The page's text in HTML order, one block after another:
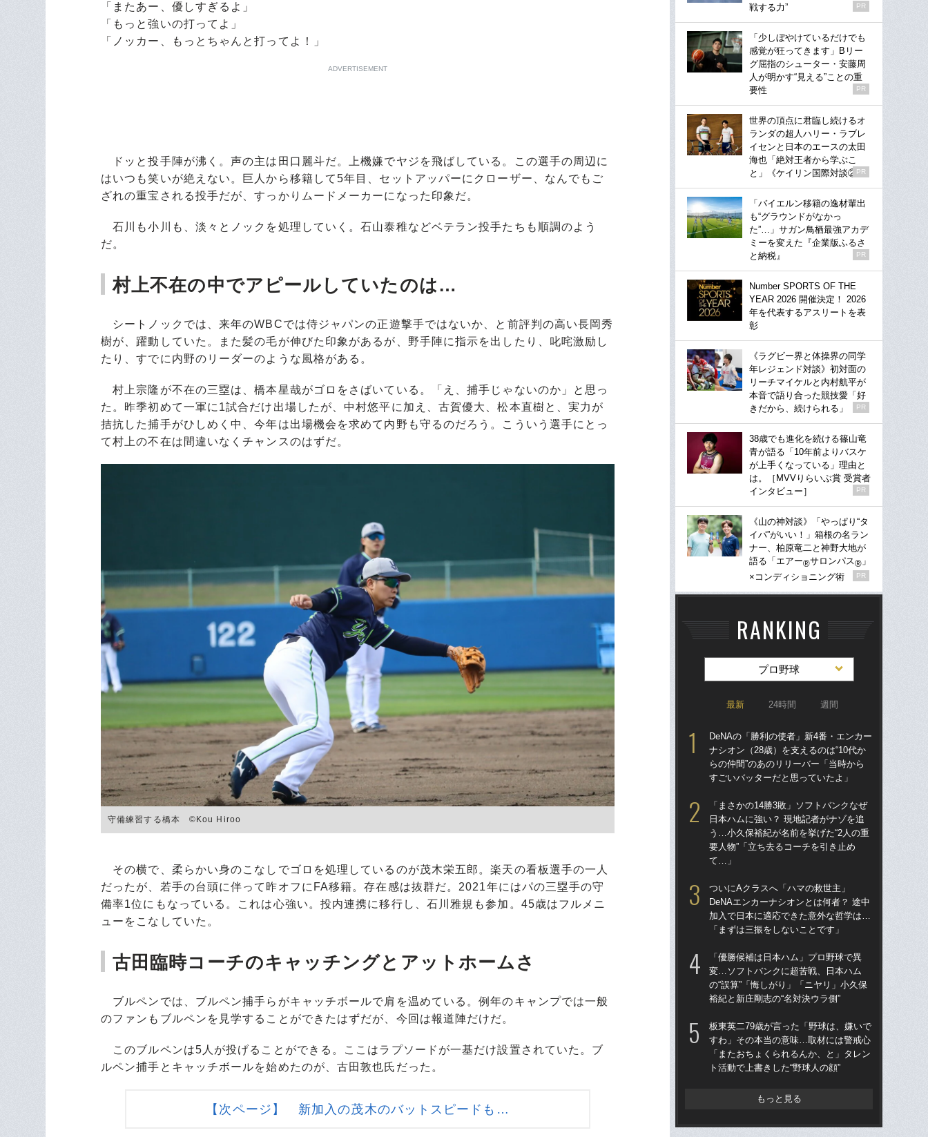
「またあー、優しすぎるよ」
「もっと強いの打ってよ」
「ノッカー、もっとちゃんと打ってよ！」
ADVERTISEMENT
ドッと投手陣が沸く。声の主は田口麗斗だ。上機嫌でヤジを飛ばしている。この選手の周辺に
はいつも笑いが絶えない。巨人から移籍して5年目、セットアッパーにクローザー、なんでもご
ざれの重宝される投手だが、すっかりムードメーカーになった印象だ。
石川も小川も、淡々とノックを処理していく。石山泰稚などベテラン投手たちも順調のよう
だ。
村上不在の中でアピールしていたのは…
シートノックでは、来年のWBCでは侍ジャパンの正遊撃手ではないか、と前評判の高い長岡秀
樹が、躍動していた。また髪の毛が伸びた印象があるが、野手陣に指示を出したり、叱咤激励し
たり、すでに内野のリーダーのような風格がある。
村上宗隆が不在の三塁は、橋本星哉がゴロをさばいている。「え、捕手じゃないのか」と思っ
た。昨季初めて一軍に1試合だけ出場したが、中村悠平に加え、古賀優大、松本直樹と、実力が
拮抗した捕手がひしめく中、今年は出場機会を求めて内野も守るのだろう。こういう選手にとっ
て村上の不在は間違いなくチャンスのはずだ。
守備練習する橋本 ©Kou Hiroo
その横で、柔らかい身のこなしでゴロを処理しているのが茂木栄五郎。楽天の看板選手の一人
だったが、若手の台頭に伴って昨オフにFA移籍。存在感は抜群だ。2021年にはパの三塁手の守
備率1位にもなっている。これは心強い。投内連携に移行し、石川雅規も参加。45歳はフルメニ
ューをこなしていた。
古田臨時コーチのキャッチングとアットホームさ
ブルペンでは、ブルペン捕手らがキャッチボールで肩を温めている。例年のキャンプでは一般
のファンもブルペンを見学することができたはずだが、今回は報道陣だけだ。
このブルペンは5人が投げることができる。ここはラプソードが一基だけ設置されていた。ブ
ルペン捕手とキャッチボールを始めたのが、古田敦也氏だった。
【次ページ】 新加入の茂木のバットスピードも…
戦する力”
PR
「少しぼやけているだけでも
感覚が狂ってきます」Bリー
グ屈指のシューター・安藤周
人が明かす“見える”ことの重
要性
PR
世界の頂点に君臨し続けるオ
ランダの超人ハリー・ラブレ
イセンと日本のエースの太田
海也「絶対王者から学ぶこ
と」《ケイリン国際対談②》
PR
「バイエルン移籍の逸材輩出
も“グラウンドがなかっ
た”…」サガン鳥栖最強アカデ
ミーを変えた『企業版ふるさ
と納税』
PR
Number SPORTS OF THE
YEAR 2026 開催決定！ 2026
年を代表するアスリートを表
彰
《ラグビー界と体操界の同学
年レジェンド対談》初対面の
リーチマイケルと内村航平が
本音で語り合った競技愛「好
きだから、続けられる」
PR
38歳でも進化を続ける篠山竜
青が語る「10年前よりバスケ
が上手くなっている」理由と
は。［MVVりらいぶ賞 受賞者
インタビュー］
PR
《山の神対談》「やっぱり“タ
イパ”がいい！」箱根の名ラン
ナー、柏原竜二と神野大地が
語る「エアー®サロンパス® 」
×コンディショニング術
PR
RANKING
プロ野球
最新 24時間 週間
DeNAの「勝利の使者」新4番・エンカー
ナシオン（28歳）を支えるのは“10代か
らの仲間”のあのリリーバー「当時から
すごいバッターだと思っていたよ」
「まさかの14勝3敗」ソフトバンクなぜ
日本ハムに強い？ 現地記者がナゾを追
う…小久保裕紀が名前を挙げた“2人の重
要人物”「立ち去るコーチを引き止め
て…」
ついにAクラスへ「ハマの救世主」
DeNAエンカーナシオンとは何者？ 途中
加入で日本に適応できた意外な哲学は…
「まずは三振をしないことです」
「優勝候補は日本ハム」プロ野球で異
変…ソフトバンクに超苦戦、日本ハム
の“誤算”「悔しがり」「ニヤリ」小久保
裕紀と新庄剛志の“名対決ウラ側”
板東英二79歳が言った「野球は、嫌いで
すわ」その本当の意味…取材には警戒心
「またおちょくられるんか、と」タレン
ト活動で上書きした“野球人の顔”
もっと見る